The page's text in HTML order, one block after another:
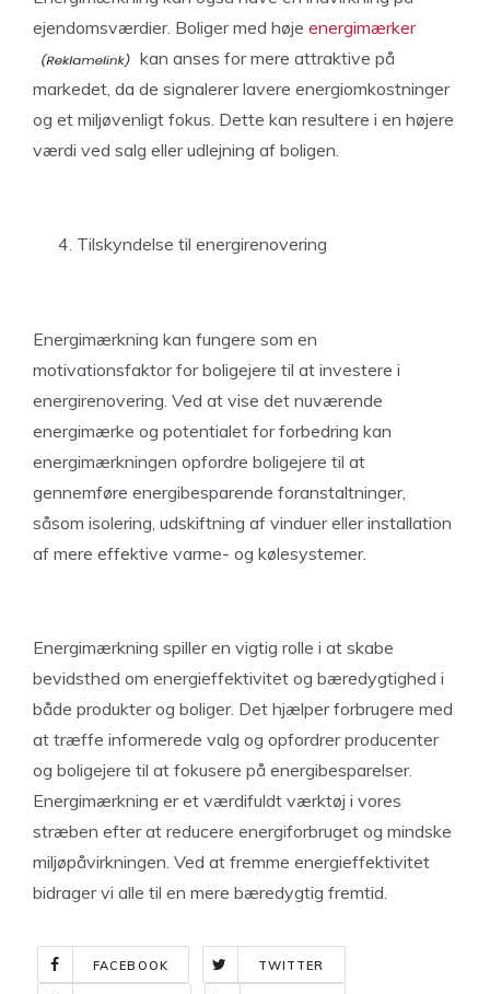
ejendomsværdier. Boliger med høje energimærker
kan anses for mere attraktive på
markedet, da de signalerer lavere energiomkostninger
og et miljøvenligt fokus. Dette kan resultere i en højere
værdi ved salg eller udlejning af boligen.
Tilskyndelse til energirenovering
Energimærkning kan fungere som en
motivationsfaktor for boligejere til at investere i
energirenovering. Ved at vise det nuværende
energimærke og potentialet for forbedring kan
energimærkningen opfordre boligejere til at
gennemføre energibesparende foranstaltninger,
såsom isolering, udskiftning af vinduer eller installation
af mere effektive varme- og kølesystemer.
Energimærkning spiller en vigtig rolle i at skabe
bevidsthed om energieffektivitet og bæredygtighed i
både produkter og boliger. Det hjælper forbrugere med
at træffe informerede valg og opfordrer producenter
og boligejere til at fokusere på energibesparelser.
Energimærkning er et værdifuldt værktøj i vores
stræben efter at reducere energiforbruget og mindske
miljøpåvirkningen. Ved at fremme energieffektivitet
bidrager vi alle til en mere bæredygtig fremtid.
FACEBOOK TWITTER